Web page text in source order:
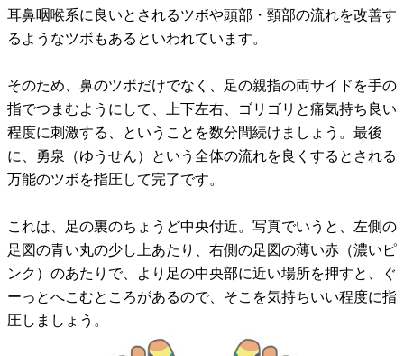
耳鼻咽喉系に良いとされるツボや頭部・頸部の流れを改善す
るようなツボもあるといわれています。
そのため、鼻のツボだけでなく、足の親指の両サイドを手の
指でつまむようにして、上下左右、ゴリゴリと痛気持ち良い
程度に刺激する、ということを数分間続けましょう。最後
に、勇泉（ゆうせん）という全体の流れを良くするとされる
万能のツボを指圧して完了です。
これは、足の裏のちょうど中央付近。写真でいうと、左側の
足図の青い丸の少し上あたり、右側の足図の薄い赤（濃いピ
ンク）のあたりで、より足の中央部に近い場所を押すと、ぐ
ーっとへこむところがあるので、そこを気持ちいい程度に指
圧しましょう。